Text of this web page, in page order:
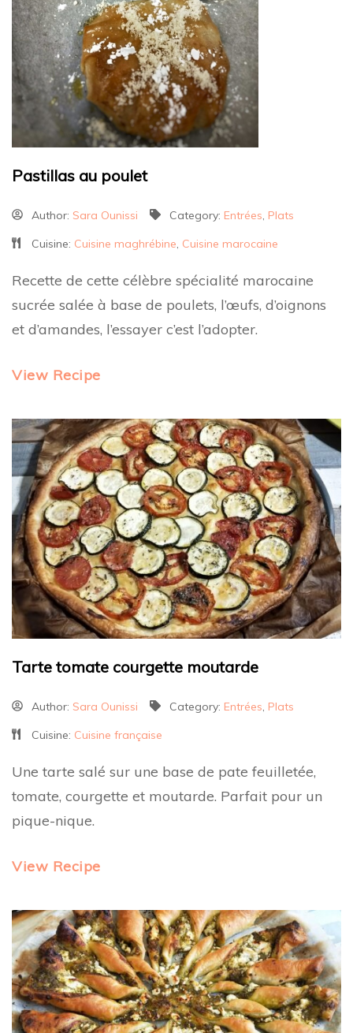
Pastillas au poulet
Author: Sara Ounissi Category: Entrées, Plats
Cuisine: Cuisine maghrébine, Cuisine marocaine
Recette de cette célèbre spécialité marocaine
sucrée salée à base de poulets, l’œufs, d’oignons
et d’amandes, l’essayer c’est l’adopter.
View Recipe
Tarte tomate courgette moutarde
Author: Sara Ounissi Category: Entrées, Plats
Cuisine: Cuisine française
Une tarte salé sur une base de pate feuilletée,
tomate, courgette et moutarde. Parfait pour un
pique-nique.
View Recipe